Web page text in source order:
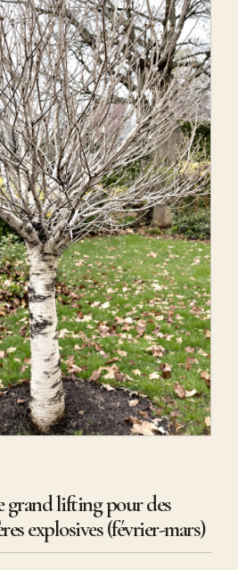
grand lifting pour des
explosives (février-mars)